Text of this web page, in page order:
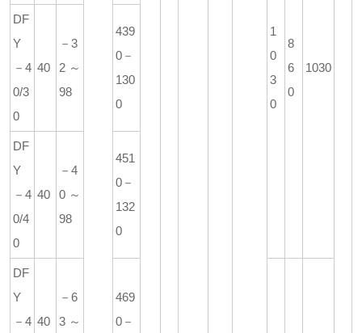
1
0
3
0
8
6
0
1030
DF
Y
－4
0/3
0
40
－3
2～
98
439
0－
130
0
DF
Y
－4
0/4
0
40
－4
0～
98
451
0－
132
0
DF
Y
－4 40
－6
3～
469
0－